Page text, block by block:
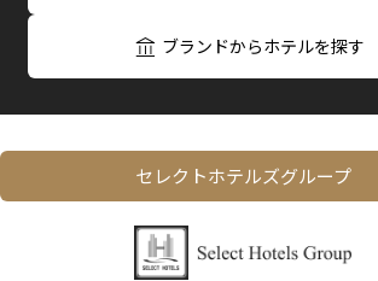
ブランドからホテルを探す
セレクトホテルズグループ